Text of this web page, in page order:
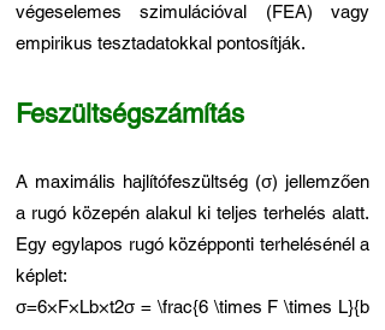
végeselemes szimulációval (FEA) vagy
empirikus tesztadatokkal pontosítják.
Feszültségszámítás
A maximális hajlítófeszültség (σ) jellemzően
a rugó közepén alakul ki teljes terhelés alatt.
Egy egylapos rugó középponti terhelésénél a
képlet:
σ=6×F×Lb×t2σ = \frac{6 \times F \times L}{b